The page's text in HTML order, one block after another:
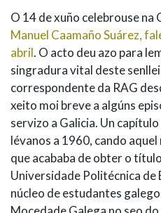
Facebook
TwitterYoutubeInstagram
Bluesky
O 14 de xuño celebrouse na
Manuel Caamaño Suárez,
abril. O acto deu azo para
singradura vital deste
correspondente da RAG
xeito moi breve a algúns
servizo a Galicia. Un
lévanos a 1960, cando
que acababa de obter o
Universidade Politécnica de
núcleo de estudantes